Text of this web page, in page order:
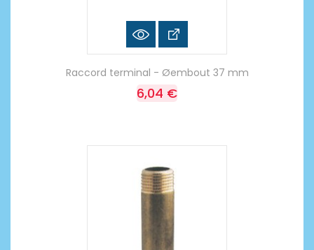
Raccord terminal - Øembout 37 mm
6,04 €